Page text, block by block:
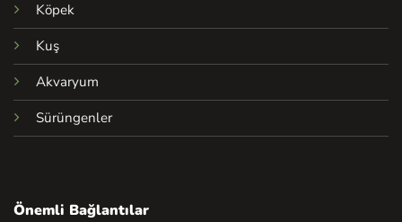
Köpek
Kuş
Akvaryum
Sürüngenler
Önemli Bağlantılar